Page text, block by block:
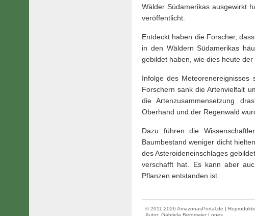
Wälder Südamerikas ausgewirkt
veröffentlicht.
Entdeckt haben die Forscher,
in den Wäldern Südamerikas
gebildet haben, wie dies heute der
Infolge des
Forschern sank die Artenvielfalt
die Artenzusammensetzung
Oberhand und der Regenwald
Dazu führen die
Baumbestand weniger dicht
des Asteroideneinschlages
verschafft hat. Es kann aber
Pflanzen entstanden ist.
© 2011-2026 AmazonasPortal.de |
Autor: Gabriela Bergmaier Lopes